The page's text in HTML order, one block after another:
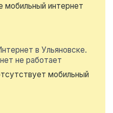
мобильный интернет
в Ульяновске.
не работает
мобильный